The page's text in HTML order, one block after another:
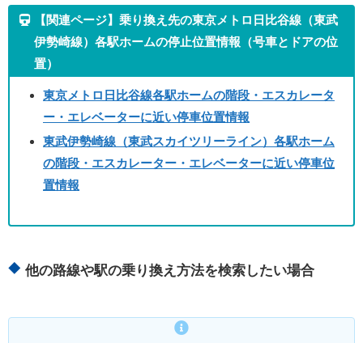
【関連ページ】乗り換え先の東京メトロ日比谷線（東武
伊勢崎線）各駅ホームの停止位置情報（号車とドアの位
置）
東京メトロ日比谷線各駅ホームの階段・エスカレータ
ー・エレベーターに近い停車位置情報
東武伊勢崎線（東武スカイツリーライン）各駅ホーム
の階段・エスカレーター・エレベーターに近い停車位
置情報
他の路線や駅の乗り換え方法を検索したい場合